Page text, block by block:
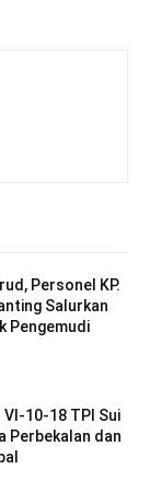
Personel KP.
Salurkan
Pengemudi
VI-10-18 TPI Sui
Perbekalan dan